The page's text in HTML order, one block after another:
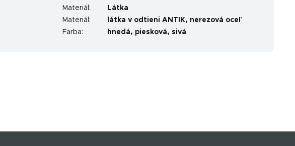
Materiál :
Látka
Materiál :
látka v odtieni ANTIK, nerezová oceľ
Farba: hnedá, piesková, sivá